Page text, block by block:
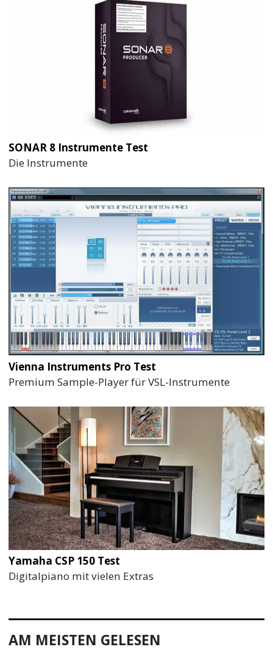
SONAR 8 Instrumente Test
Die Instrumente
Vienna Instruments Pro Test
Premium Sample-Player für VSL-Instrumente
Yamaha CSP 150 Test
Digitalpiano mit vielen Extras
AM MEISTEN GELESEN